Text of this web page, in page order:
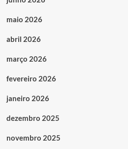
maio 2026
abril 2026
março 2026
fevereiro 2026
janeiro 2026
dezembro 2025
novembro 2025